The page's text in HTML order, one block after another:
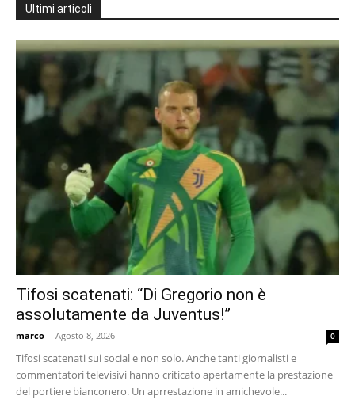
Ultimi articoli
Tifosi scatenati: “Di Gregorio non è
assolutamente da Juventus!”
marco - Agosto 8, 2026 0
Tifosi scatenati sui social e non solo. Anche tanti giornalisti e
commentatori televisivi hanno criticato apertamente la prestazione
del portiere bianconero. Un aprrestazione in amichevole...